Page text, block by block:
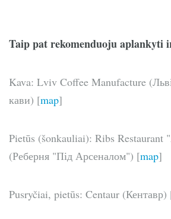
Taip pat rekomenduoju aplankyti
Kava: Lviv Coffee Manufacture
кави) [map]
Pietūs (šonkauliai): Ribs Restaurant
(Реберня "Під Арсеналом") [map]
Pusryčiai, pietūs: Centaur (Кентавр)